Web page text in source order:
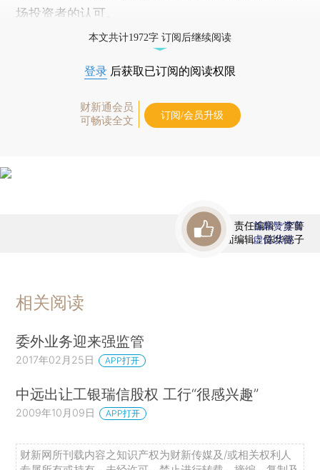
场投资者的认可。
本文共计1972字 订阅后继续阅读
登录 后获取已订阅的阅读权限
财新通会员
可畅读全文
订阅/会员升级
责任编辑：李箐
版面编辑：陈华懿子
首席赞赏官
虚位以待
相关阅读
委外业务迎来强监管
2017年02月25日 APP打开
中远出让工银瑞信股权 工行“很感兴趣”
2009年10月09日 APP打开
财新网所刊载内容之知识产权为财新传媒及/或相关权利人